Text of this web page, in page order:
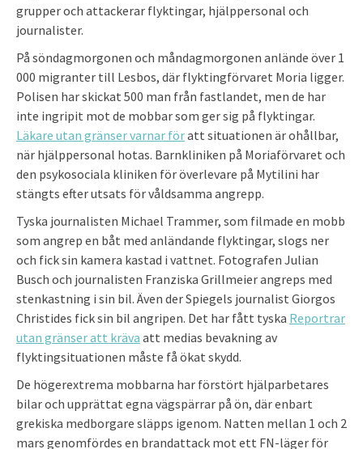
grupper och attackerar flyktingar, hjälppersonal och
journalister.
På söndagmorgonen och måndagmorgonen anlände över 1
000 migranter till Lesbos, där flyktingförvaret Moria ligger.
Polisen har skickat 500 man från fastlandet, men de har
inte ingripit mot de mobbar som ger sig på flyktingar.
Läkare utan gränser varnar föratt situationen är ohållbar,
när hjälppersonal hotas. Barnkliniken på Moriaförvaret och
den psykosociala kliniken för överlevare på Mytilini har
stängts efter utsats för våldsamma angrepp.
Tyska journalisten Michael Trammer, som filmade en mobb
som angrep en båt med anländande flyktingar, slogs ner
och fick sin kamera kastad i vattnet. Fotografen Julian
Busch och journalisten Franziska Grillmeier angreps med
stenkastning i sin bil. Även der Spiegels journalist Giorgos
Christides fick sin bil angripen. Det har fått tyska Reportrar
utan gränser att kräva att medias bevakning av
flyktingsituationen måste få ökat skydd.
De högerextrema mobbarna har förstört hjälparbetares
bilar och upprättat egna vägspärrar på ön, där enbart
grekiska medborgare släpps igenom. Natten mellan 1 och 2
mars genomfördes en brandattack mot ett FN-läger för